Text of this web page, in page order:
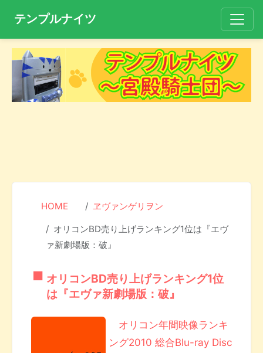
テンプルナイツ
HOME ヱヴァンゲリヲン
オリコンBD売り上げランキング1位は『エヴ
ァ新劇場版：破』
オリコンBD売り上げランキング1位
は『エヴァ新劇場版：破』
オリコン年間映像ランキ
ング2010 総合Blu-ray Disc